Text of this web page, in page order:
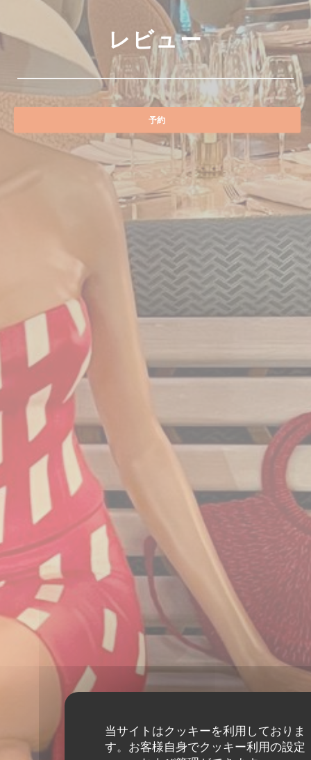
当サイトはクッキーを利用しておりま
す。お客様自身でクッキー利用の設定
レビュー
予約